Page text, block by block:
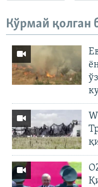
Кўрмай қолган